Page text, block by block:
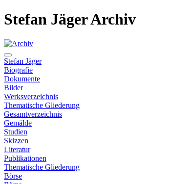
Stefan Jäger Archiv
Stefan Jäger
Biografie
Dokumente
Bilder
Werksverzeichnis
Thematische Gliederung
Gesamtverzeichnis
Gemälde
Studien
Skizzen
Literatur
Publikationen
Thematische Gliederung
Börse